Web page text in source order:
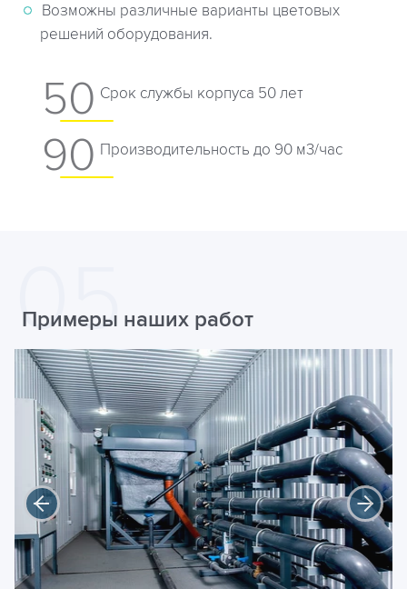
Возможны различные варианты цветовых
решений оборудования.
50 Cрок службы корпуса 50 лет
90 Производительность до 90 м3/час
Примеры наших работ